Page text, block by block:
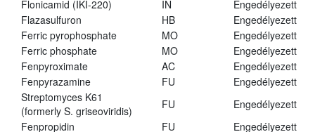
Flonicamid (IKI-220)
IN
Engedélyezett
Flazasulfuron
HB
Engedélyezett
Ferric pyrophosphate
MO
Engedélyezett
Ferric phosphate
MO
Engedélyezett
Fenpyroximate
AC
Engedélyezett
Fenpyrazamine
FU
Engedélyezett
Streptomyces K61
(formerly S. griseoviridis)
FU
Engedélyezett
Fenpropidin
FU Engedélyezett